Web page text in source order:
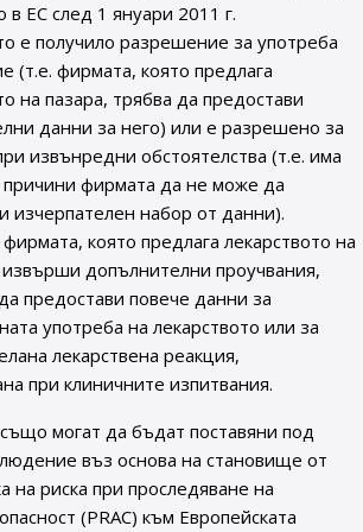
ЕС след 1 януари 2011 г.
е получило разрешение за употреба
(т.е. фирмата, която предлага
на пазара, трябва да предостави
данни за него) или е разрешено за
извънредни обстоятелства (т.е. има
причини фирмата да не може да
изчерпателен набор от данни).
фирмата, която предлага лекарството на
извърши допълнителни проучвания,
предостави повече данни за
употреба на лекарството или за
лекарствена реакция,
при клиничните изпитвания.
могат да бъдат поставяни под
въз основа на становище от
на риска при проследяване на
(PRAC) към Европейската